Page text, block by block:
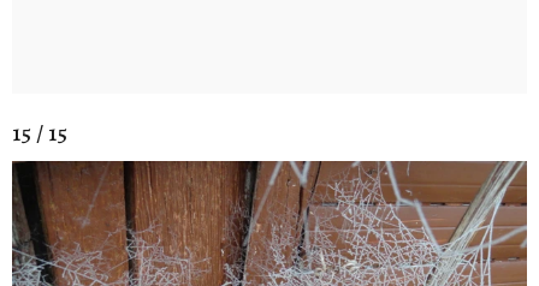
15 / 15